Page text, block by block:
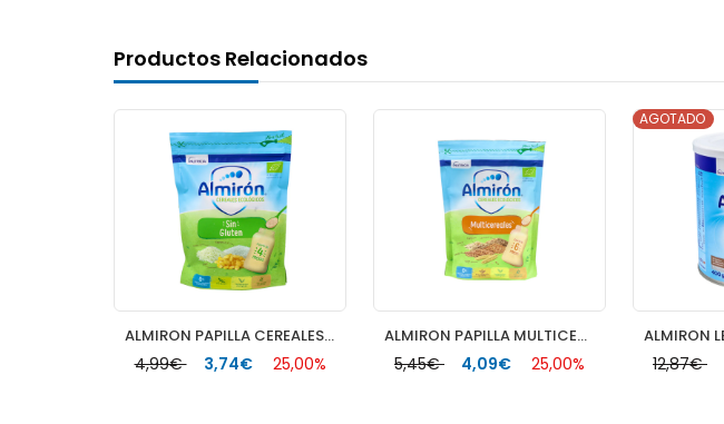
Productos Relacionados
ALMIRON PAPILLA CEREALES SIN GLUTEN ECO 1 BOLSA 200 G
4,99€ 3,74€ 25,00%
ALMIRON PAPILLA MULTICEREALES ECO 200 G
5,45€ 4,09€ 25,00% 12,87€
AGOTADO